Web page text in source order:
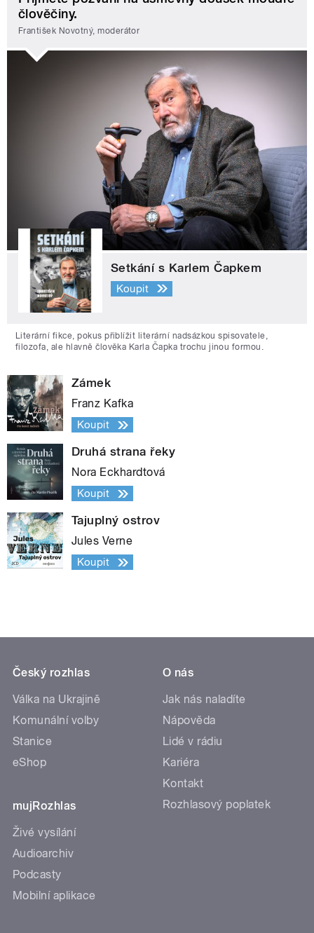
člověčiny.
František Novotný, moderátor
Setkání s Karlem Čapkem
Koupit
Literární fikce, pokus přiblížit literární nadsázkou spisovatele,
filozofa, ale hlavně člověka Karla Čapka trochu jinou formou.
Zámek
Franz Kafka
Koupit
Druhá strana řeky
Nora Eckhardtová
Koupit
Tajuplný ostrov
Jules Verne
Koupit
Český rozhlas
Válka na Ukrajině
Komunální volby
Stanice
eShop
mujRozhlas
Živé vysílání
Audioarchiv
Podcasty
Mobilní aplikace
O nás
Jak nás naladíte
Nápověda
Lidé v rádiu
Kariéra
Kontakt
Rozhlasový poplatek